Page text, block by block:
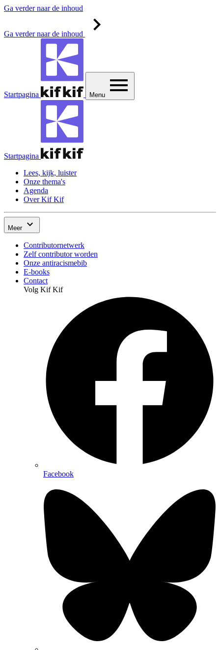
Ga verder naar de inhoud
Ga verder naar de inhoud
Startpagina Menu
Startpagina
Lees, kijk, luister
Onze thema's
Agenda
Over Kif Kif
Meer
Contributornetwerk
Zelf contributor worden
Onze antiracismebib
E-books
Contact
Volg Kif Kif
Facebook